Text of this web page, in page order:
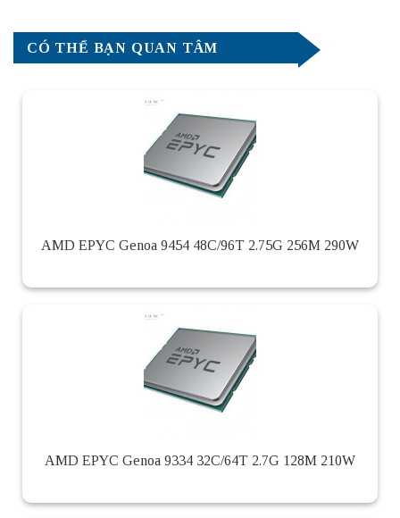
CÓ THỂ BẠN QUAN TÂM
AMD EPYC Genoa 9454 48C/96T 2.75G 256M 290W
AMD EPYC Genoa 9334 32C/64T 2.7G 128M 210W